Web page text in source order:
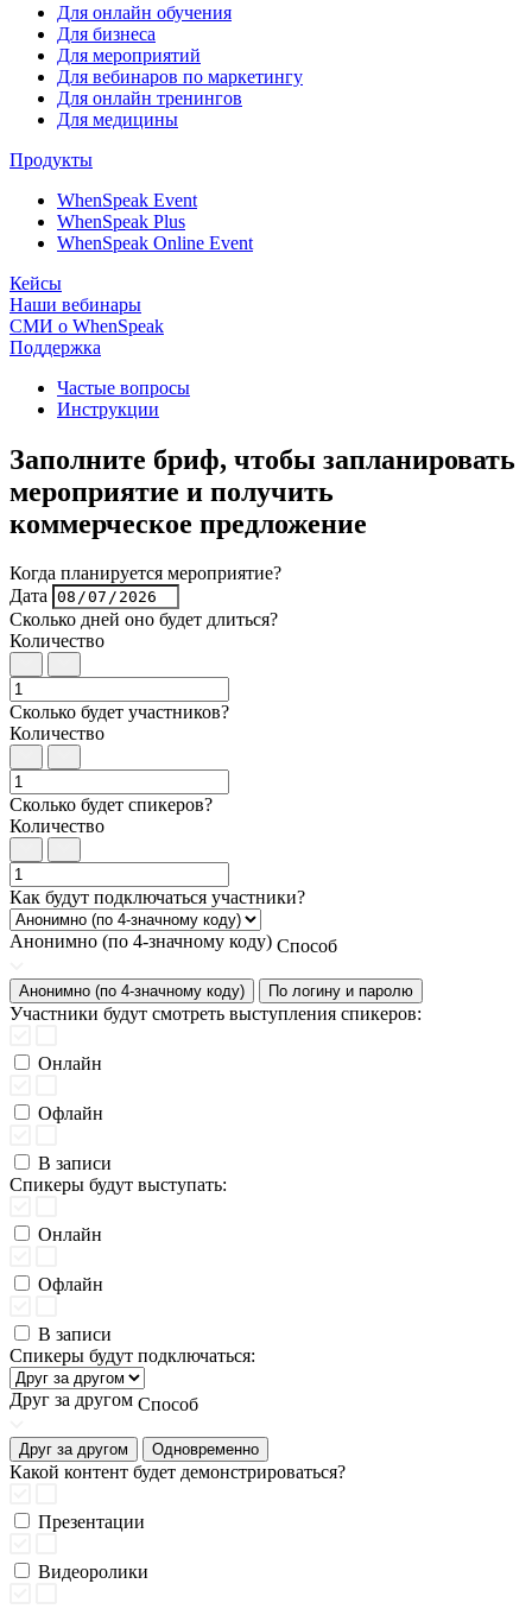
Для онлайн обучения
Для бизнеса
Для мероприятий
Для вебинаров по маркетингу
Для онлайн тренингов
Для медицины
Продукты
WhenSpeak Event
WhenSpeak Plus
WhenSpeak Online Event
Кейсы
Наши вебинары
СМИ о WhenSpeak
Поддержка
Частые вопросы
Инструкции
Заполните бриф, чтобы запланировать
мероприятие и получить
коммерческое предложение
Когда планируется мероприятие?
Дата
Сколько дней оно будет длиться?
Количество
Сколько будет участников?
Количество
Сколько будет спикеров?
Количество
Как будут подключаться участники?
Анонимно (по 4-значному коду) Способ
Анонимно (по 4-значному коду) По логину и паролю
Участники будут смотреть выступления спикеров:
Онлайн
Офлайн
В записи
Спикеры будут выступать:
Онлайн
Офлайн
В записи
Спикеры будут подключаться:
Друг за другом Способ
Друг за другом Одновременно
Какой контент будет демонстрироваться?
Презентации
Видеоролики